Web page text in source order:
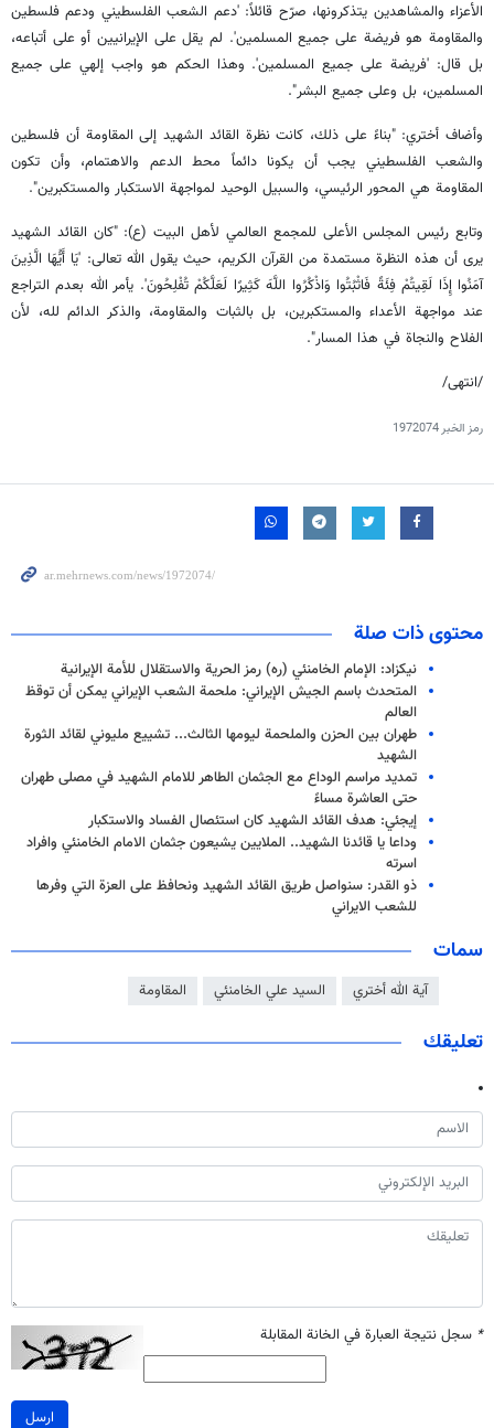
الأعزاء والمشاهدين يتذكرونها، صرّح قائلاً: 'دعم الشعب الفلسطيني ودعم فلسطين
والمقاومة هو فريضة على جميع المسلمين'. لم يقل على الإيرانيين أو على أتباعه،
بل قال: 'فريضة على جميع المسلمين'. وهذا الحكم هو واجب إلهي على جميع
المسلمين، بل وعلى جميع البشر".
وأضاف أختري: "بناءً على ذلك، كانت نظرة القائد الشهيد إلى المقاومة أن فلسطين
والشعب الفلسطيني يجب أن يكونا دائماً محط الدعم والاهتمام، وأن تكون
المقاومة هي المحور الرئيسي، والسبيل الوحيد لمواجهة الاستكبار والمستكبرين".
وتابع رئيس المجلس الأعلى للمجمع العالمي لأهل البيت (ع): "كان القائد الشهيد
يرى أن هذه النظرة مستمدة من القرآن الكريم، حيث يقول الله تعالى: 'يَا أَيُّهَا الَّذِينَ
آمَنُوا إِذَا لَقِیتُمْ فِئَةً فَاثْبُتُوا وَاذْکُرُوا اللَّهَ کَثِیرًا لَعَلَّکُمْ تُفْلِحُونَ'. يأمر الله بعدم التراجع
عند مواجهة الأعداء والمستكبرين، بل بالثبات والمقاومة، والذكر الدائم لله، لأن
الفلاح والنجاة في هذا المسار".
/انتهى/
رمز الخبر1972074
محتوى ذات صلة
نيكزاد: الإمام الخامنئي (ره) رمز الحرية والاستقلال للأمة الإيرانية
المتحدث باسم الجيش الإيراني: ملحمة الشعب الإيراني يمكن أن توقظ
العالم
طهران بين الحزن والملحمة ليومها الثالث... تشييع مليوني لقائد الثورة
الشهيد
تمديد مراسم الوداع مع الجثمان الطاهر للامام الشهيد في مصلى طهران
حتى العاشرة مساءً
إيجئي: هدف القائد الشهيد كان استئصال الفساد والاستكبار
وداعا يا قائدنا الشهيد.. الملايين يشيعون جثمان الامام الخامنئي وافراد
اسرته
ذو القدر: سنواصل طريق القائد الشهيد ونحافظ على العزة التي وفرها
للشعب الايراني
سمات
آية الله أختري السيد علي الخامنئي المقاومة
تعليقك
* سجل نتيجة العبارة في الخانة المقابلة
ارسل